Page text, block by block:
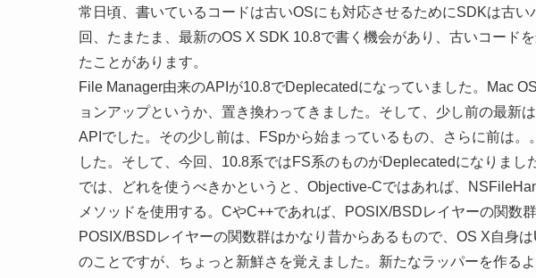
常日頃、書いているコードは古いOSにも対応させるためにSDKは古
回、たまたま、最新のOS X SDK 10.8で書く機会があり、古いコード
たことがあります。
File Manager由来のAPIが10.8でDeplecatedになっていました。Mac
ョンアップというか、置き換わってきました。そして、少し前の最新
APIでした。その少し前は、FSpから始まっているもの、さらに前は。
した。そして、今回、10.8系ではFS系のものがDeplecatedになりまし
では、どれを使うべきかというと、Objective-Cではあれば、
メソッドを使用する。CやC++であれば、POSIX/BSDレイヤーの関数群
POSIX/BSDレイヤーの関数群はかなり昔からあるもので、OS X自身
のことですが、ちょっと新鮮さを覚えました。新たなラッパーを作る